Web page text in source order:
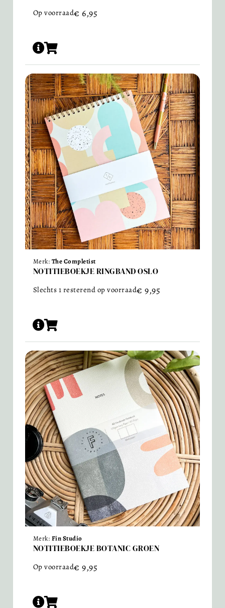
Op voorraad€ 6,95
Merk: The Completist
NOTITIEBOEKJE RINGBAND OSLO
Slechts 1 resterend op voorraad€ 9,95
Merk: Fin Studio
NOTITIEBOEKJE BOTANIC GROEN
Op voorraad€ 9,95